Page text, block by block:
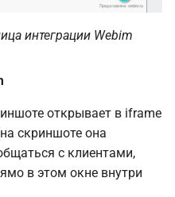
интеграции Webim
открывает в iframe
скриншоте она
с клиентами,
в этом окне внутри